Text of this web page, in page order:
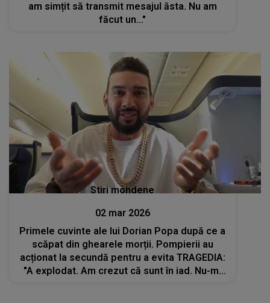
am simțit să transmit mesajul ăsta. Nu am
făcut un..."
Stiri mondene
02 mar 2026
Primele cuvinte ale lui Dorian Popa după ce a
scăpat din ghearele morții. Pompierii au
acționat la secundă pentru a evita TRAGEDIA:
"A explodat. Am crezut că sunt în iad. Nu-mi